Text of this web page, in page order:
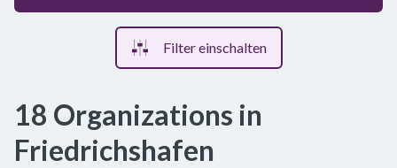
Filter einschalten
18 Organizations in
Friedrichshafen